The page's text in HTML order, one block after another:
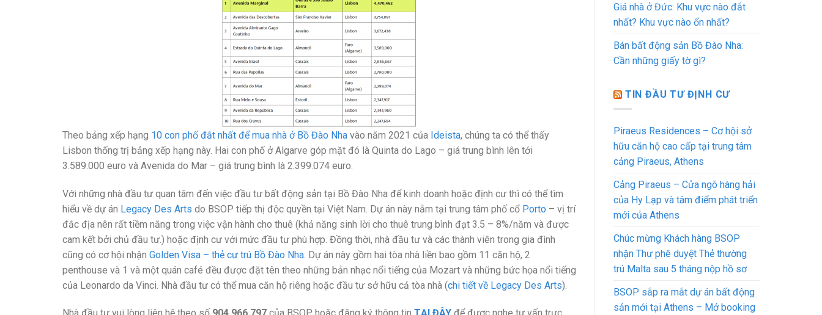
Theo bảng xếp hạng 10 con phố đắt nhất để mua nhà ở Bồ Đào Nha vào năm 2021 của Ideista, chúng ta có thể thấy
Lisbon thống trị bảng xếp hạng này. Hai con phố ở Algarve góp mặt đó là Quinta do Lago – giá trung bình lên tới
3.589.000 euro và Avenida do Mar – giá trung bình là 2.399.074 euro.
Với những nhà đầu tư quan tâm đến việc đầu tư bất động sản tại Bồ Đào Nha để kinh doanh hoặc định cư thì có thể tìm
hiểu về dự án Legacy Des Arts do BSOP tiếp thị độc quyền tại Việt Nam. Dự án này nằm tại trung tâm phố cổ Porto – vị trí
đắc địa nên rất tiềm năng trong việc vận hành cho thuê (khả năng sinh lời cho thuê trung bình đạt 3.5 – 8%/năm và được
cam kết bởi chủ đầu tư.) hoặc định cư với mức đầu tư phù hợp. Đồng thời, nhà đầu tư và các thành viên trong gia đình
cũng có cơ hội nhận Golden Visa – thẻ cư trú Bồ Đào Nha . Dự án này gồm hai tòa nhà liền bao gồm 11 căn hộ, 2
penthouse và 1 và một quán café đều được đặt tên theo những bản nhạc nổi tiếng của Mozart và những bức họa nổi tiếng
của Leonardo da Vinci. Nhà đầu tư có thể mua căn hộ riêng hoặc đầu tư sở hữu cả tòa nhà (chi tiết về Legacy Des Arts).
Giá nhà ở Đức: Khu vực nào đắt
nhất? Khu vực nào ổn nhất?
Bán bất động sản Bồ Đào Nha:
Cần những giấy tờ gì?
TIN ĐẦU TƯ ĐỊNH CƯ
Piraeus Residences – Cơ hội sở
hữu căn hộ cao cấp tại trung tâm
cảng Piraeus, Athens
Cảng Piraeus – Cửa ngõ hàng hải
của Hy Lạp và tâm điểm phát triển
mới của Athens
Chúc mừng Khách hàng BSOP
nhận Thư phê duyệt Thẻ thường
trú Malta sau 5 tháng nộp hồ sơ
BSOP sắp ra mắt dự án bất động
sản mới tại Athens – Mở booking